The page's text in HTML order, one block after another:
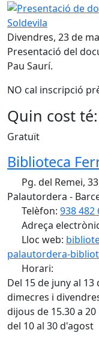
Presentació de
Soldevila
Divendres, 23 de
Presentació del
Pau Saurí.
NO cal inscripció
Quin cost té:
Gratuït
Biblioteca
Pg. del Remei,
Palautordera -
Telèfon: 938 482
Adreça
Lloc web:
palautordera-
Horari:
Del 15 de juny al
dimecres i
dijous de 15.30 a
del 10 al 30 d'agost